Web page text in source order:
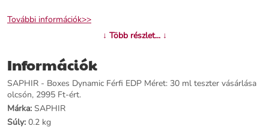
További információk>>
↓ Több részlet... ↓
Információk
SAPHIR - Boxes Dynamic Férfi EDP Méret: 30 ml teszter vásárlása
olcsón, 2995 Ft-ért.
Márka: SAPHIR
Súly: 0.2 kg